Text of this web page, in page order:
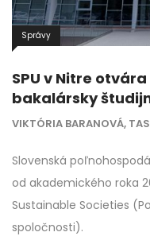
Správy
SPU v Nitre
bakalársky
VIKTÓRIA BARANOVÁ,
Slovenská
od akademického roka
Sustainable Societies
spoločnosti).